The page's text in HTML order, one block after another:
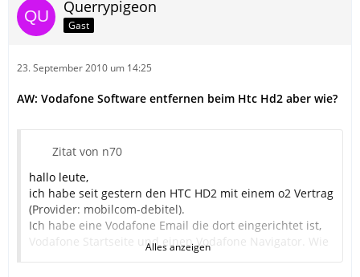
Querrypigeon
Gast
23. September 2010 um 14:25
AW: Vodafone Software entfernen beim Htc Hd2 aber wie?
Zitat von n70
hallo leute,
ich habe seit gestern den HTC HD2 mit einem o2 Vertrag
(Provider: mobilcom-debitel).
Ich habe eine Vodafone Email die dort eingerichtet ist,
Vodafone Startseite und einen Vodafone Navigator. Wie
kann ich das entfernen? Da ich ja nicht bei Vodafone
Alles anzeigen